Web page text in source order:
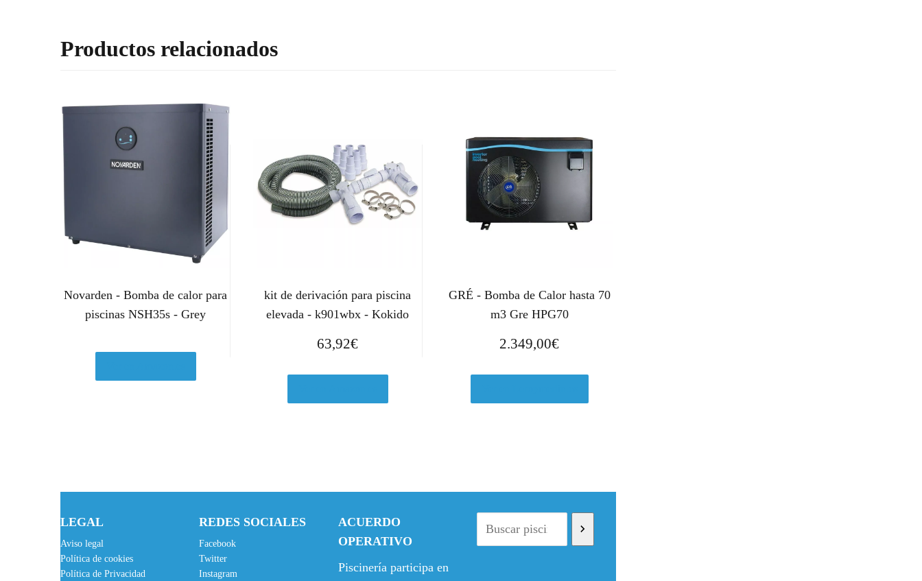
Productos relacionados
Novarden - Bomba de calor para
piscinas NSH35s - Grey
kit de derivación para piscina
elevada - k901wbx - Kokido
63,92€
GRÉ - Bomba de Calor hasta 70
m3 Gre HPG70
2.349,00€
LEGAL
Aviso legal
Política de cookies
Política de Privacidad
REDES SOCIALES
Facebook
Twitter
Instagram
ACUERDO
OPERATIVO
Piscinería participa en